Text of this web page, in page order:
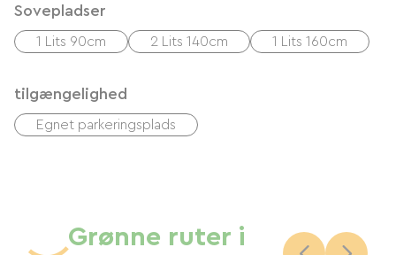
Sovepladser
1 Lits 90cm 2 Lits 140cm 1 Lits 160cm
tilgængelighed
Egnet parkeringsplads
Grønne ruter i